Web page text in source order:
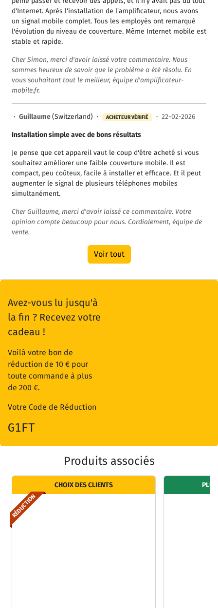
d'Internet. Après l'installation de l'amplificateur, nous avons
un signal mobile complet. Tous les employés ont remarqué
l'évolution du niveau de couverture. Même Internet mobile est
stable et rapide.
Cher Simon, merci d'avoir laissé votre commentaire. Nous
sommes heureux de savoir que le problème a été résolu. En
vous souhaitant tout le meilleur, équipe d'amplificateur-
mobile.fr.
· Guillaume(Switzerland) · ACHETEUR VÉRIFIÉ · 22-02-2026
Installation simple avec de bons résultats
Je pense que cet appareil vaut le coup d'être acheté si vous
souhaitez améliorer une faible couverture mobile. Il est
compact, peu coûteux, facile à installer et efficace. Et il peut
augmenter le signal de plusieurs téléphones mobiles
simultanément.
Cher Guillaume, merci d'avoir laissé ce commentaire. Votre
opinion compte beaucoup pour nous. Cordialement, équipe de
vente.
Voir tout
Avez-vous lu jusqu'à
la fin ? Recevez votre
cadeau !
Voilà votre bon de
réduction de 10 € pour
toute commande à plus
de 200 €.
Votre Code de Réduction
G1FT
Produits associés
CHOIX DES CLIENTS
RÉDUCTION